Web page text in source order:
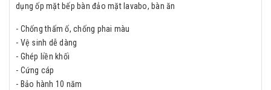
dụng ốp mặt bếp bàn đảo mặt lavabo, bàn ăn
- Chống thấm ố, chống phai màu
- Vệ sinh dễ dàng
- Ghép liền khối
- Cứng cáp
- Bảo hành 10 năm